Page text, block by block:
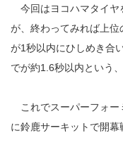
今回はヨコハマタイヤ
が、終わってみれば上
が1秒以内にひしめき合
でが約1.6秒以内という
これでスーパーフォー
に鈴鹿サーキットで開幕